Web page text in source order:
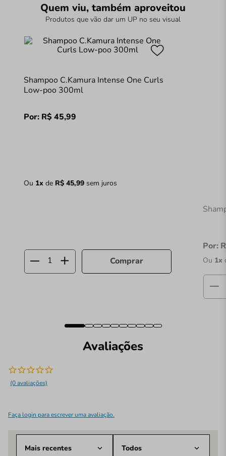
Quem viu, também aproveitou
Produtos que vão dar um UP no seu visual
Shampoo C.Kamura Intense One Curls
Low-poo 300ml
Por: R$45,99
Ou 1x de R$ 45,99sem juros
Comprar
Por:
Ou 1x
Avaliações
(0 avaliações)
Faça login para escrever uma avaliação.
Mais recentes Todos